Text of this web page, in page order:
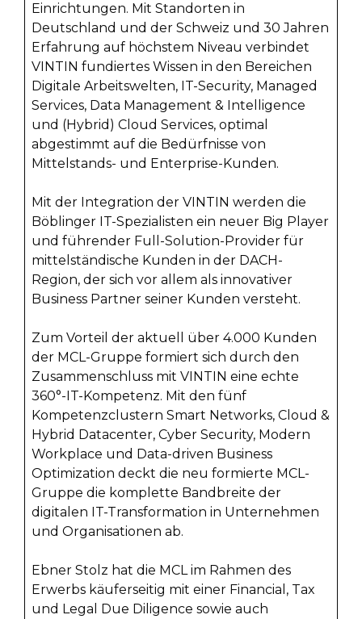
Einrichtungen. Mit Standorten in
Deutschland und der Schweiz und 30 Jahren
Erfahrung auf höchstem Niveau verbindet
VINTIN fundiertes Wissen in den Bereichen
Digitale Arbeitswelten, IT-Security, Managed
Services, Data Management & Intelligence
und (Hybrid) Cloud Services, optimal
abgestimmt auf die Bedürfnisse von
Mittelstands- und Enterprise-Kunden.
Mit der Integration der VINTIN werden die
Böblinger IT-Spezialisten ein neuer Big Player
und führender Full-Solution-Provider für
mittelständische Kunden in der DACH-
Region, der sich vor allem als innovativer
Business Partner seiner Kunden versteht.
Zum Vorteil der aktuell über 4.000 Kunden
der MCL-Gruppe formiert sich durch den
Zusammenschluss mit VINTIN eine echte
360°-IT-Kompetenz. Mit den fünf
Kompetenzclustern Smart Networks, Cloud &
Hybrid Datacenter, Cyber Security, Modern
Workplace und Data-driven Business
Optimization deckt die neu formierte MCL-
Gruppe die komplette Bandbreite der
digitalen IT-Transformation in Unternehmen
und Organisationen ab.
Ebner Stolz hat die MCL im Rahmen des
Erwerbs käuferseitig mit einer Financial, Tax
und Legal Due Diligence sowie auch